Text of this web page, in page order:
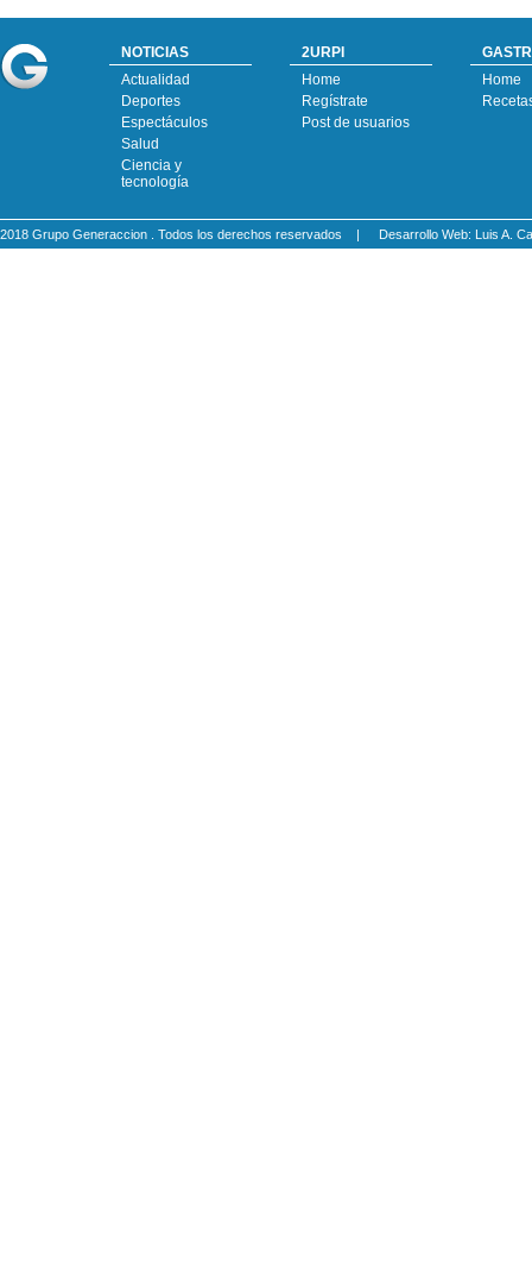
NOTICIAS
Actualidad
Deportes
Espectáculos
Salud
Ciencia y
tecnología
2URPI
Home
Regístrate
Post de usuarios
Home
2018 Grupo Generaccion . Todos los derechos reservados | Desarrollo Web: Luis